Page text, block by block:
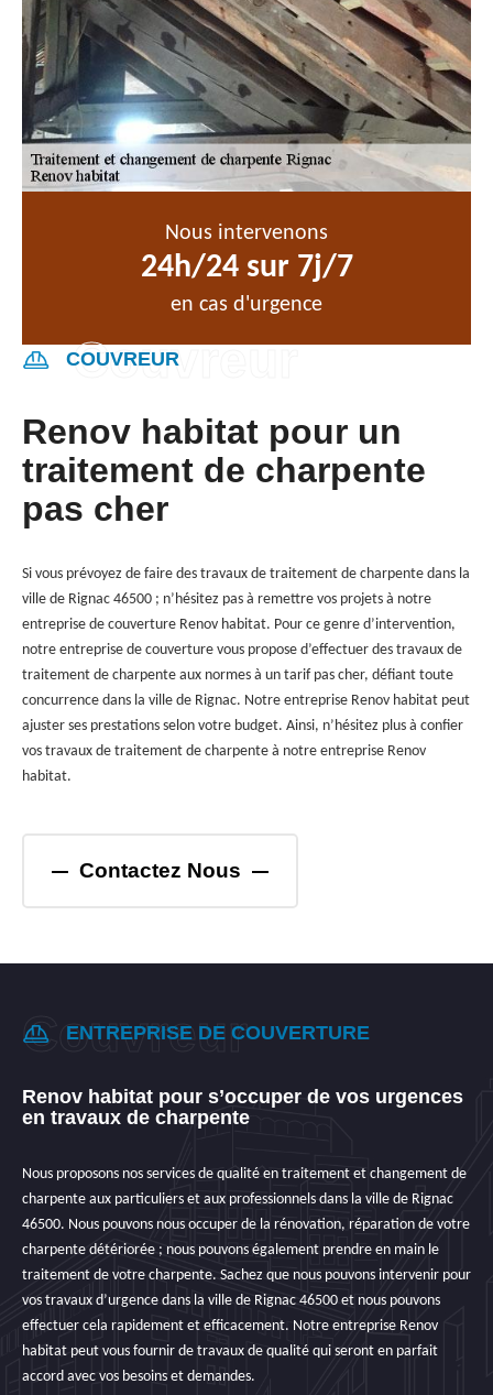
Nous intervenons
24h/24 sur 7j/7
en cas d'urgence
COUVREUR
Renov habitat pour un
traitement de charpente
pas cher
Si vous prévoyez de faire des travaux de traitement de charpente dans la
ville de Rignac 46500 ; n’hésitez pas à remettre vos projets à notre
entreprise de couverture Renov habitat. Pour ce genre d’intervention,
notre entreprise de couverture vous propose d’effectuer des travaux de
traitement de charpente aux normes à un tarif pas cher, défiant toute
concurrence dans la ville de Rignac. Notre entreprise Renov habitat peut
ajuster ses prestations selon votre budget. Ainsi, n’hésitez plus à confier
vos travaux de traitement de charpente à notre entreprise Renov
habitat.
Contactez Nous
ENTREPRISE DE COUVERTURE
Renov habitat pour s’occuper de vos urgences
en travaux de charpente
Nous proposons nos services de qualité en traitement et changement de
charpente aux particuliers et aux professionnels dans la ville de Rignac
46500. Nous pouvons nous occuper de la rénovation, réparation de votre
charpente détériorée ; nous pouvons également prendre en main le
traitement de votre charpente. Sachez que nous pouvons intervenir pour
vos travaux d’urgence dans la ville de Rignac 46500 et nous pouvons
effectuer cela rapidement et efficacement. Notre entreprise Renov
habitat peut vous fournir de travaux de qualité qui seront en parfait
accord avec vos besoins et demandes.